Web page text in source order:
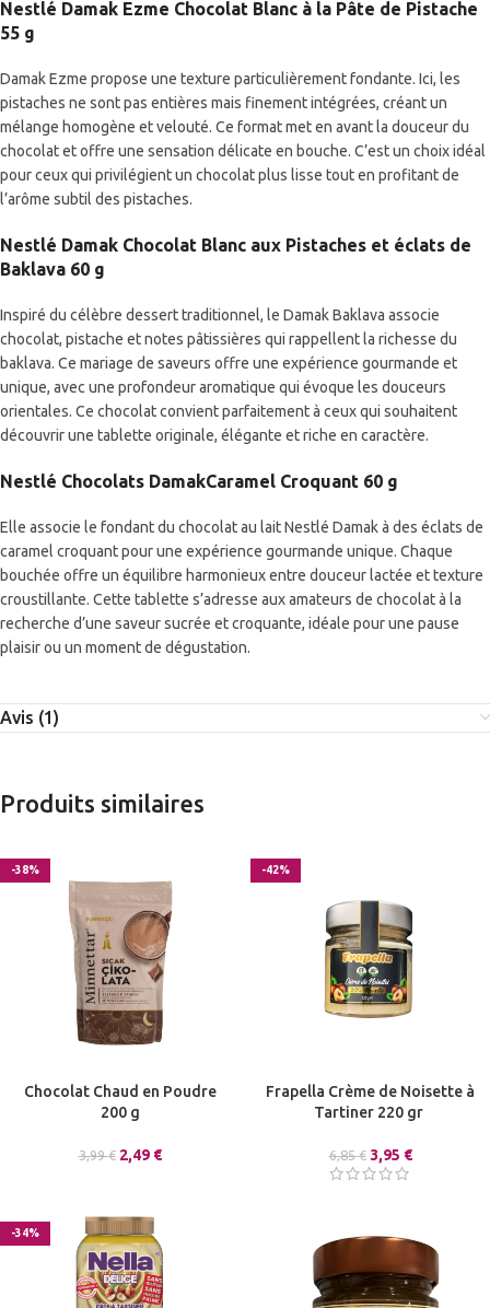
Nestlé Damak Ezme Chocolat Blanc à la Pâte de Pistache
55 g
Damak Ezme propose une texture particulièrement fondante. Ici, les
pistaches ne sont pas entières mais finement intégrées, créant un
mélange homogène et velouté. Ce format met en avant la douceur du
chocolat et offre une sensation délicate en bouche. C’est un choix idéal
pour ceux qui privilégient un chocolat plus lisse tout en profitant de
l’arôme subtil des pistaches.
Nestlé Damak Chocolat Blanc aux Pistaches et éclats de
Baklava 60 g
Inspiré du célèbre dessert traditionnel, le Damak Baklava associe
chocolat, pistache et notes pâtissières qui rappellent la richesse du
baklava. Ce mariage de saveurs offre une expérience gourmande et
unique, avec une profondeur aromatique qui évoque les douceurs
orientales. Ce chocolat convient parfaitement à ceux qui souhaitent
découvrir une tablette originale, élégante et riche en caractère.
Nestlé Chocolats DamakCaramel Croquant 60 g
Elle associe le fondant du chocolat au lait Nestlé Damak à des éclats de
caramel croquant pour une expérience gourmande unique. Chaque
bouchée offre un équilibre harmonieux entre douceur lactée et texture
croustillante. Cette tablette s’adresse aux amateurs de chocolat à la
recherche d’une saveur sucrée et croquante, idéale pour une pause
plaisir ou un moment de dégustation.
Avis (1)
Produits similaires
-38%
Chocolat Chaud en Poudre
200 g
3,99€ 2,49 €
-42%
Frapella Crème de Noisette à
Tartiner 220 gr
6,85€ 3,95 €
-34%